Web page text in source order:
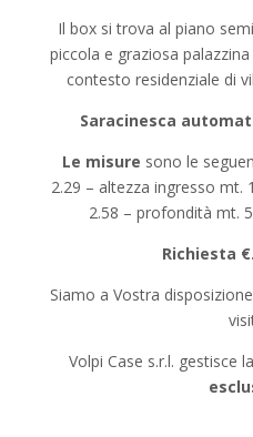
Il box si trova al piano
piccola e graziosa
contesto residenziale di
Saracinesca
Le misure sono le
2.29 – altezza ingresso mt.
2.58 – profondità mt.
Richiesta
Siamo a Vostra
Volpi Case s.r.l. gestisce